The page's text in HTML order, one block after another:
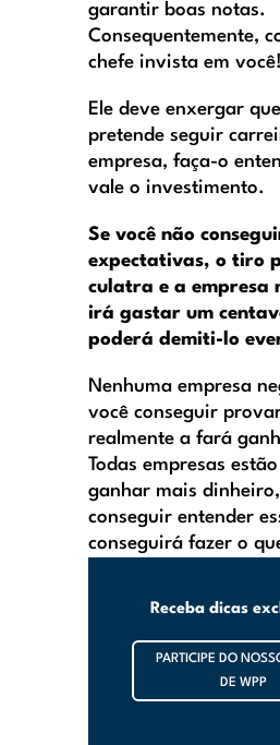
garantir boas notas.
Consequentemente,
chefe invista em você!
Ele deve enxergar
pretende seguir
empresa, faça-o
vale o investimento.
Se você não
expectativas, o tiro
culatra e a empresa
irá gastar um
poderá demiti-lo
Nenhuma empresa
você conseguir
realmente a fará
Todas empresas
ganhar mais
conseguir entender
conseguirá fazer o
Receba dicas
PARTICIPE DO
DE WPP